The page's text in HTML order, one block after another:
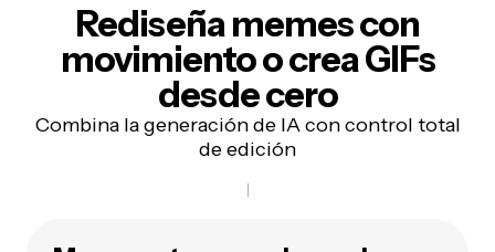
Rediseña memes con
movimiento o crea GIFs
desde cero
Combina la generación de IA con control total
de edición